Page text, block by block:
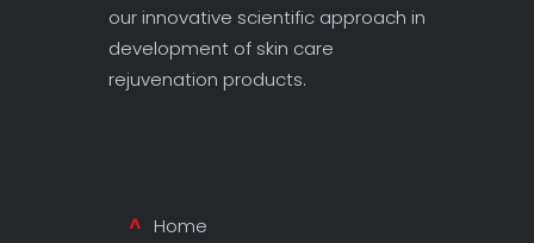
our innovative scientific approach in
development of skin care
rejuvenation products.
Home